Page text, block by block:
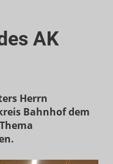
AK
Herrn
Bahnhof dem